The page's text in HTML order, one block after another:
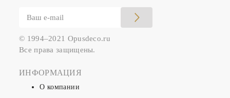
© 1994–2021 Opusdeco.ru
Все права защищены.
ИНФОРМАЦИЯ
О компании